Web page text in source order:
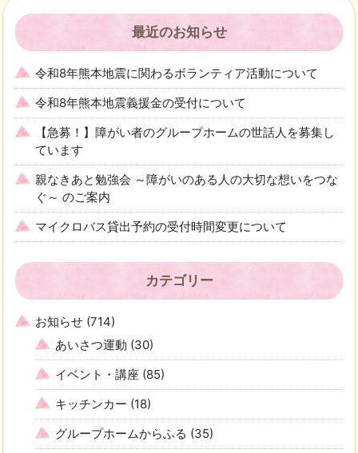
最近のお知らせ
令和8年熊本地震に関わるボランティア活動について
令和8年熊本地震義援金の受付について
【急募！】障がい者のグループホームの世話人を募集し
ています
親なきあと勉強会 ～障がいのある人の大切な想いをつな
ぐ～ のご案内
マイクロバス貸出予約の受付時間変更について
カテゴリー
お知らせ (714)
あいさつ運動 (30)
イベント・講座 (85)
キッチンカー (18)
グループホームからふる (35)